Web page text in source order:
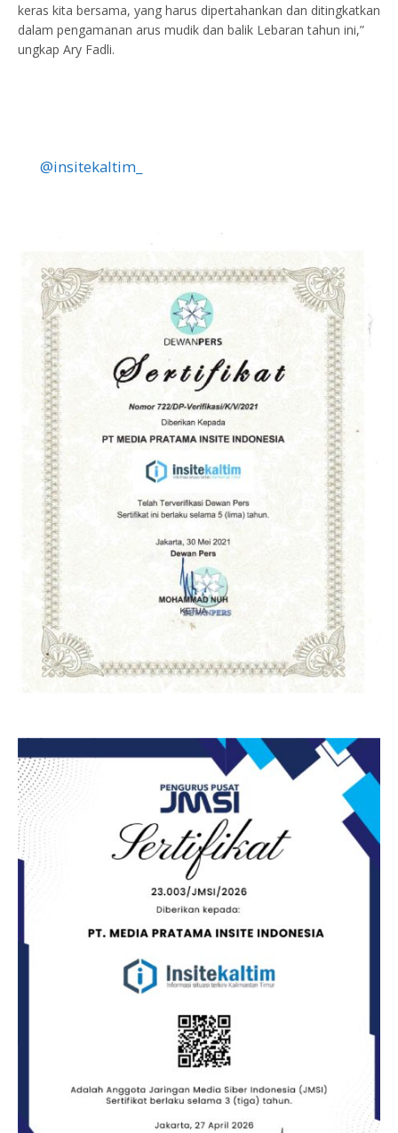
keras kita bersama, yang harus dipertahankan dan ditingkatkan
dalam pengamanan arus mudik dan balik Lebaran tahun ini,”
ungkap Ary Fadli.
@insitekaltim_